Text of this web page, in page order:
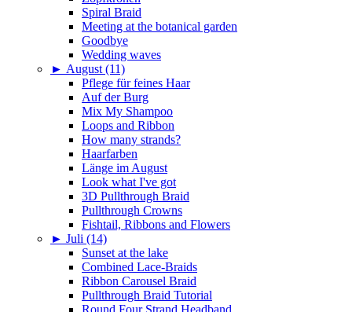
Spiral Braid
Meeting at the botanical garden
Goodbye
Wedding waves
► August (11)
Pflege für feines Haar
Auf der Burg
Mix My Shampoo
Loops and Ribbon
How many strands?
Haarfarben
Länge im August
Look what I've got
3D Pullthrough Braid
Pullthrough Crowns
Fishtail, Ribbons and Flowers
► Juli (14)
Sunset at the lake
Combined Lace-Braids
Ribbon Carousel Braid
Pullthrough Braid Tutorial